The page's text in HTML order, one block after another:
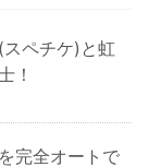
スペチケ)と虹
！
完全オートで